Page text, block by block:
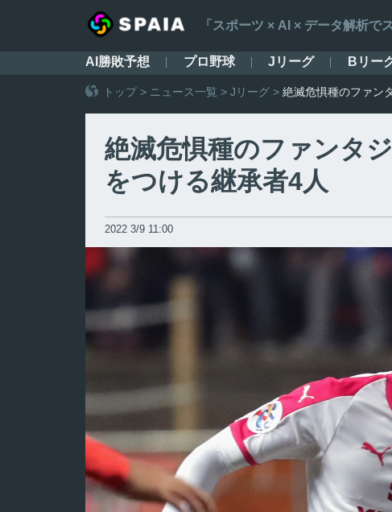
「スポーツ × AI × データ解析で
AI勝敗予想 プロ野球 Jリーグ Bリー
トップ> ニュース一覧 > Jリーグ > 絶滅危惧種のファン
絶滅危惧種のファンタ
をつける継承者4人
2022 3/9 11:00